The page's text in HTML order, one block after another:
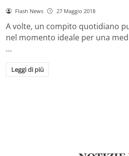
Flash News 27 Maggio 2018
A volte, un compito quotidiano
nel momento ideale per una
…
Leggi di più